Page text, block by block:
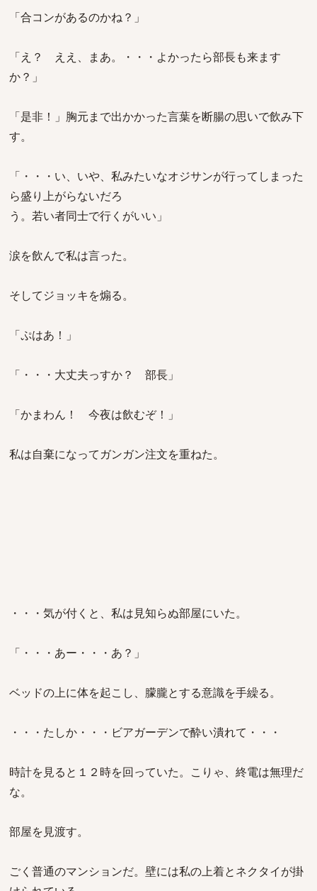
「合コンがあるのかね？」
「え？ ええ、まあ。・・・よかったら部長も来ます
か？」
「是非！」胸元まで出かかった言葉を断腸の思いで飲み下
す。
「・・・い、いや、私みたいなオジサンが行ってしまった
ら盛り上がらないだろ
う。若い者同士で行くがいい」
涙を飲んで私は言った。
そしてジョッキを煽る。
「ぷはあ！」
「・・・大丈夫っすか？ 部長」
「かまわん！ 今夜は飲むぞ！」
私は自棄になってガンガン注文を重ねた。
・・・気が付くと、私は見知らぬ部屋にいた。
「・・・あー・・・あ？」
ベッドの上に体を起こし、朦朧とする意識を手繰る。
・・・たしか・・・ビアガーデンで酔い潰れて・・・
時計を見ると１２時を回っていた。こりゃ、終電は無理だ
な。
部屋を見渡す。
ごく普通のマンションだ。壁には私の上着とネクタイが掛